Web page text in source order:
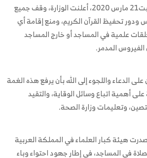
وفي بيان لها مساء السبت21 مارس 2020، أعلنت الوزارة، وقف جميع
ودور تحفيظ القرآن الكريم، ومنع إقامة أي
علمية في المساجد أو خارج المساجد
المدمر.
الدعاء واللجوء إلى الله بأن يرفع هذه الغمة
أهمية اتباع وسائل الوقاية، والتقيد
وتعليمات وزارة الصحة.
17 مارس 2020، أصدرت هيئة كبار العلماء في المملكة العربية
في المساجد، في إطار جهود احتواء وباء